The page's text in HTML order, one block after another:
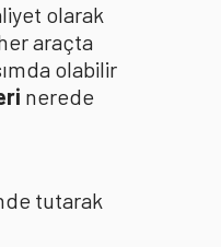
olarak
araçta
olabilir
nerede
tutarak